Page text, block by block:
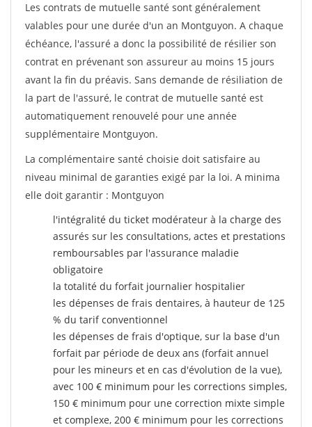
Les contrats de mutuelle santé sont généralement
valables pour une durée d'un an Montguyon. A chaque
échéance, l'assuré a donc la possibilité de résilier son
contrat en prévenant son assureur au moins 15 jours
avant la fin du préavis. Sans demande de résiliation de
la part de l'assuré, le contrat de mutuelle santé est
automatiquement renouvelé pour une année
supplémentaire Montguyon.
La complémentaire santé choisie doit satisfaire au
niveau minimal de garanties exigé par la loi. A minima
elle doit garantir : Montguyon
l'intégralité du ticket modérateur à la charge des
assurés sur les consultations, actes et prestations
remboursables par l'assurance maladie
obligatoire
la totalité du forfait journalier hospitalier
les dépenses de frais dentaires, à hauteur de 125
% du tarif conventionnel
les dépenses de frais d'optique, sur la base d'un
forfait par période de deux ans (forfait annuel
pour les mineurs et en cas d'évolution de la vue),
avec 100 € minimum pour les corrections simples,
150 € minimum pour une correction mixte simple
et complexe, 200 € minimum pour les corrections